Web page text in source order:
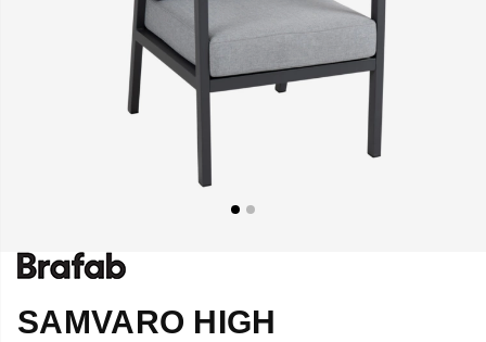
SAMVARO HIGH